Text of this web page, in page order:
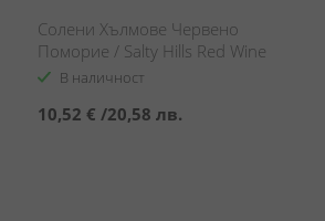
Солени Хълмове Червено
Поморие / Salty Hills Red Wine
В наличност
10,52 € /20,58 лв.